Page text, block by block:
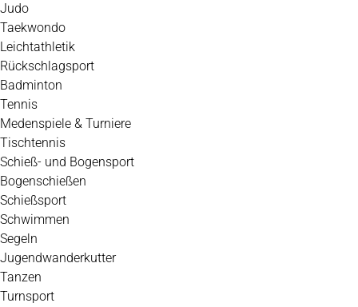
Judo
Taekwondo
Leichtathletik
Rückschlagsport
Badminton
Tennis
Medenspiele & Turniere
Tischtennis
Schieß- und Bogensport
Bogenschießen
Schießsport
Schwimmen
Segeln
Jugendwanderkutter
Tanzen
Turnsport